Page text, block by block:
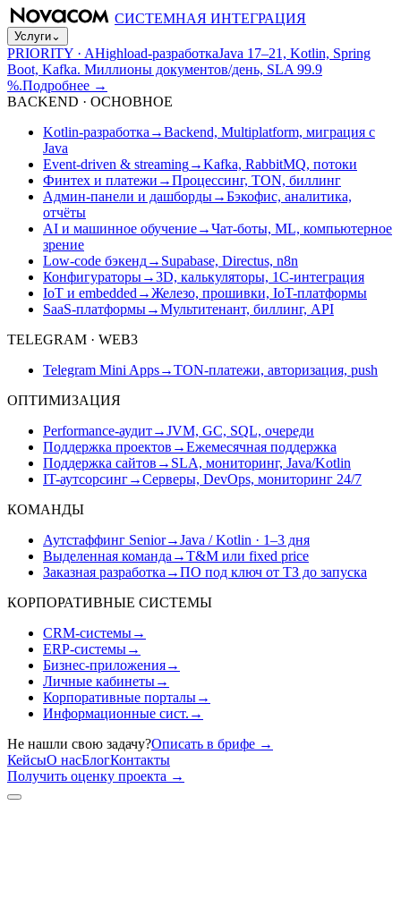
СИСТЕМНАЯ ИНТЕГРАЦИЯ
Услуги⌄
PRIORITY · AHighload-разработкаJava 17–21, Kotlin, Spring
Boot, Kafka. Миллионы документов/день, SLA 99.9
%.Подробнее →
BACKEND · ОСНОВНОЕ
Kotlin-разработка →Backend, Multiplatform, миграция с
Java
Event-driven & streaming→Kafka, RabbitMQ, потоки
Финтех и платежи →Процессинг, TON, биллинг
Админ-панели и дашборды→Бэкофис, аналитика,
отчёты
AI и машинное обучение→Чат-боты, ML, компьютерное
зрение
Low-code бэкенд→ Supabase, Directus, n8n
Конфигураторы→3D, калькуляторы, 1С-интеграция
IoT и embedded →Железо, прошивки, IoT-платформы
SaaS-платформы→Мультитенант, биллинг, API
TELEGRAM · WEB3
Telegram Mini Apps→TON-платежи, авторизация, push
ОПТИМИЗАЦИЯ
Performance-аудит→JVM, GC, SQL, очереди
Поддержка проектов →Ежемесячная поддержка
Поддержка сайтов → SLA, мониторинг, Java/Kotlin
IT-аутсорсинг→Серверы, DevOps, мониторинг 24/7
КОМАНДЫ
Аутстаффинг Senior→Java / Kotlin · 1–3 дня
Выделенная команда →T&M или fixed price
Заказная разработка →ПО под ключ от ТЗ до запуска
КОРПОРАТИВНЫЕ СИСТЕМЫ
CRM-системы→
ERP-системы→
Бизнес-приложения→
Личные кабинеты→
Корпоративные порталы→
Информационные сист. →
Не нашли свою задачу?Описать в брифе →
КейсыО насБлогКонтакты
Получить оценку проекта →